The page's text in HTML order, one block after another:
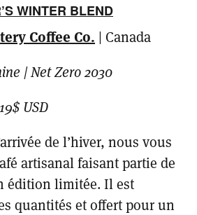
WINTER BLEND
Coffee Co. | Canada
| Net Zero 2030
USD
de l’hiver, nous vous
artisanal faisant partie de
édition limitée. Il est
quantités et offert pour un